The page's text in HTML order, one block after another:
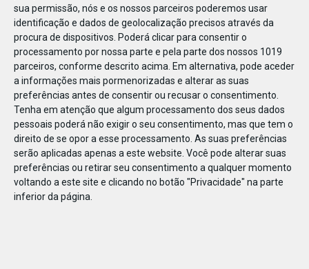
sua permissão, nós e os nossos parceiros poderemos usar
identificação e dados de geolocalização precisos através da
procura de dispositivos. Poderá clicar para consentir o
processamento por nossa parte e pela parte dos nossos 1019
parceiros, conforme descrito acima. Em alternativa, pode aceder
a informações mais pormenorizadas e alterar as suas
preferências antes de consentir ou recusar o consentimento.
Tenha em atenção que algum processamento dos seus dados
pessoais poderá não exigir o seu consentimento, mas que tem o
direito de se opor a esse processamento. As suas preferências
serão aplicadas apenas a este website. Você pode alterar suas
preferências ou retirar seu consentimento a qualquer momento
voltando a este site e clicando no botão "Privacidade" na parte
inferior da página.
64782698789546